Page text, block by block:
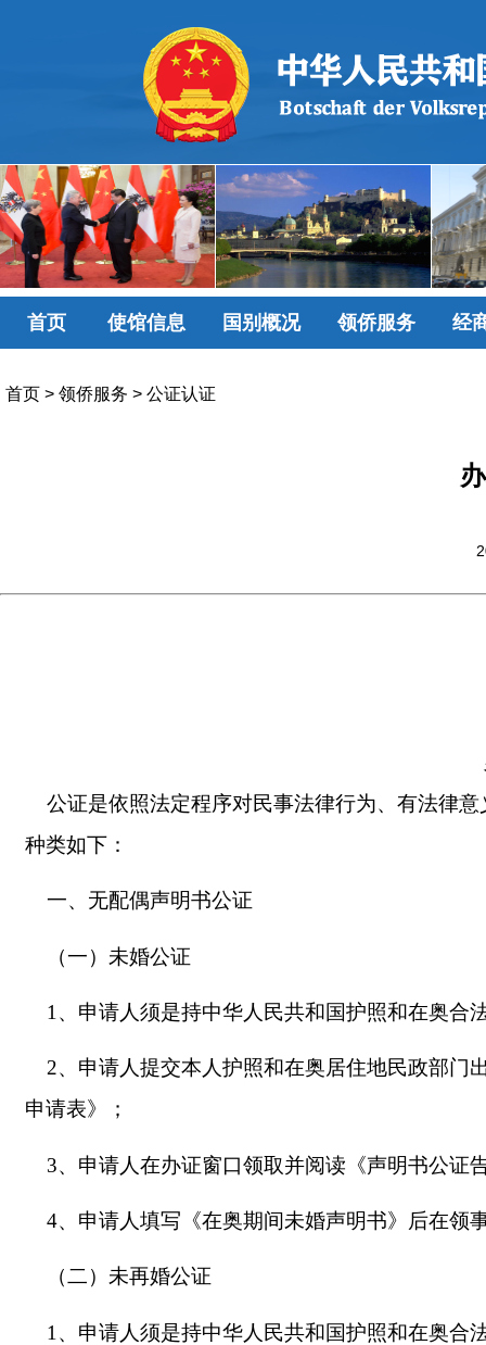
首页 使馆信息 国别概况 领侨服务 经
首页 > 领侨服务 > 公证认证
公证是依照法定程序对民事法律行为、有法律
种类如下：
一、无配偶声明书公证
（一）未婚公证
1、申请人须是持中华人民共和国护照和在奥合
2、申请人提交本人护照和在奥居住地民政部门
申请表》；
3、 申请人在办证窗口领取并阅读《声明书公证
4、 申请人填写《在奥期间未婚声明书》后在领
（二）未再婚公证
1、申请人须是持中华人民共和国护照和在奥合